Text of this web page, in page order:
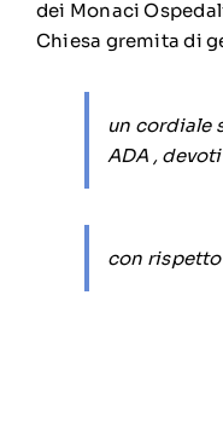
dei Monaci
Chiesa gremita di
un cordiale
ADA ,
con